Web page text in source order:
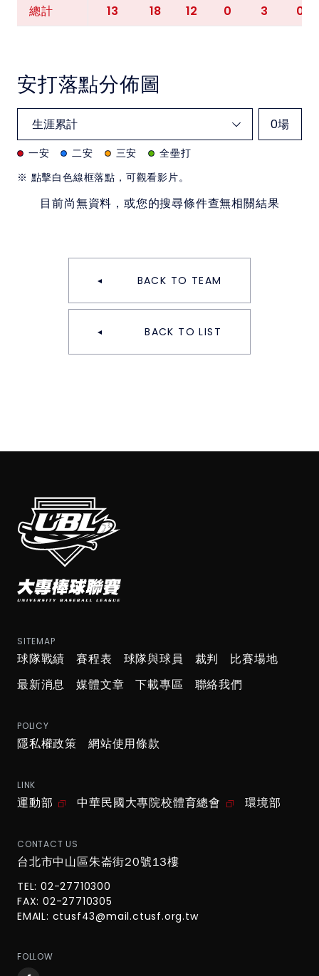
總計 13 18 12 0 3 0
安打落點分佈圖
0場
一安 二安 三安
全壘打
※ 點擊白色線框落點，可觀看影片。
目前尚無資料，或您的搜尋條件查無相關結果
BACK TO TEAM
BACK TO LIST
SITEMAP
球隊戰績 賽程表 球隊與球員 裁判
比賽場地
最新消息
媒體文章 下載專區 聯絡我們
POLICY
隱私權政策 網站使用條款
LINK
運動部 中華民國大專院校體育總會 環境部
CONTACT US
台北市中山區朱崙街20號13樓
TEL: 02-27710300
FAX: 02-27710305
EMAIL: ctusf43@mail.ctusf.org.tw
FOLLOW